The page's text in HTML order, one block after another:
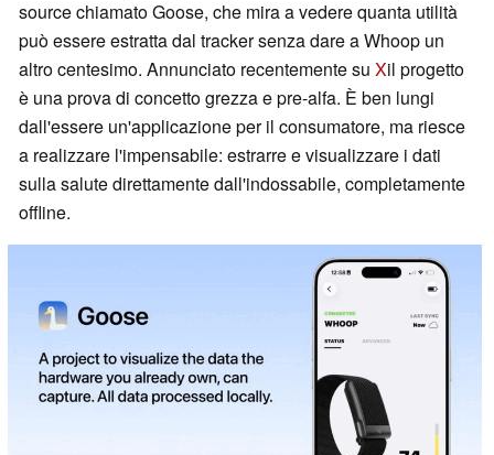
source chiamato Goose, che mira a vedere quanta utilità
può essere estratta dal tracker senza dare a Whoop un
altro centesimo. Annunciato recentemente su Xil progetto
è una prova di concetto grezza e pre-alfa. È ben lungi
dall'essere un'applicazione per il consumatore, ma riesce
a realizzare l'impensabile: estrarre e visualizzare i dati
sulla salute direttamente dall'indossabile, completamente
offline.